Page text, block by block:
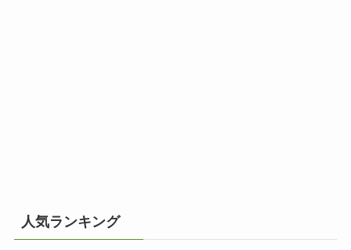
人気ランキング